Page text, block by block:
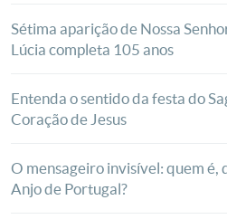
Sétima aparição de Nossa
Lúcia completa 105 anos
Entenda o sentido da festa do
Coração de Jesus
O mensageiro invisível: quem é,
Anjo de Portugal?